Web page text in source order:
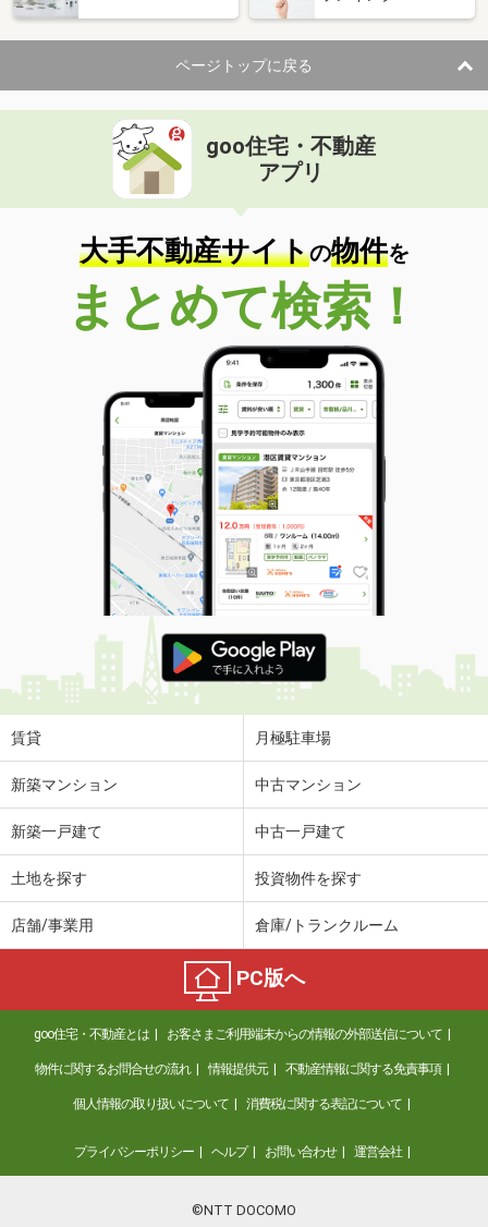
ページトップに戻る
goo住宅・不動産
アプリ
大手不動産サイトの物件を
まとめて検索！
賃貸 月極駐車場
新築マンション 中古マンション
新築一戸建て 中古一戸建て
土地を探す 投資物件を探す
店舗/事業用 倉庫/トランクルーム
PC版へ
goo住宅・不動産とは お客さまご利用端末からの情報の外部送信について
物件に関するお問合せの流れ 情報提供元 不動産情報に関する免責事項
個人情報の取り扱いについて 消費税に関する表記について
プライバシーポリシー ヘルプ お問い合わせ 運営会社
©NTT DOCOMO